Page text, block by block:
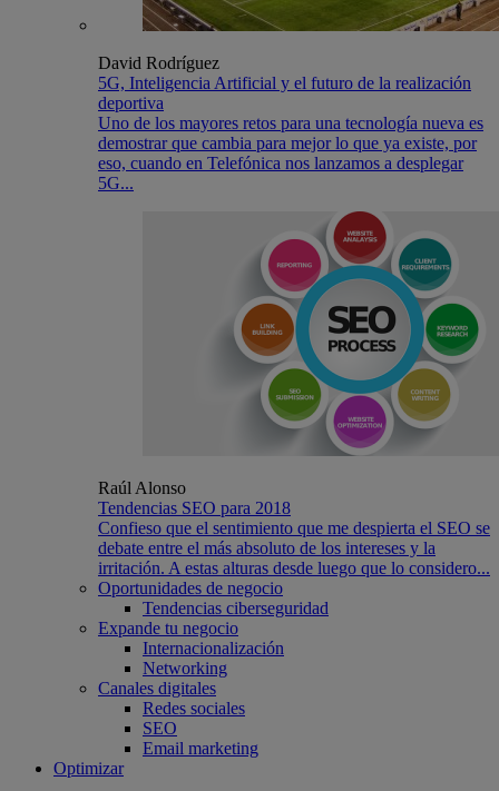
David Rodríguez
5G, Inteligencia Artificial y el futuro de la realización
deportiva
Uno de los mayores retos para una tecnología nueva es
demostrar que cambia para mejor lo que ya existe, por
eso, cuando en Telefónica nos lanzamos a desplegar
5G...
Raúl Alonso
Tendencias SEO para 2018
Confieso que el sentimiento que me despierta el SEO se
debate entre el más absoluto de los intereses y la
irritación. A estas alturas desde luego que lo considero...
Oportunidades de negocio
Tendencias ciberseguridad
Expande tu negocio
Internacionalización
Networking
Canales digitales
Redes sociales
SEO
Email marketing
Optimizar